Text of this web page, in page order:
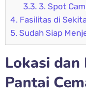
3.3.3. Spot
4. Fasilitas di
5. Sudah Siap
Lokasi dan
Pantai